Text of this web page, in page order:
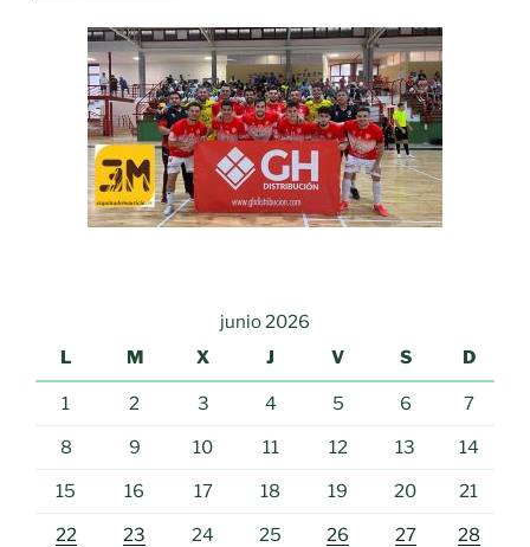
junio 2026
L
M X J V S D
1 2 3 4 5 6 7
8 9 10 11 12 13 14
15 16 17 18 19 20 21
22 23 24 25 26 27 28